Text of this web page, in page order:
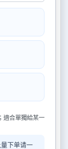
合單獨給某一
下单请一